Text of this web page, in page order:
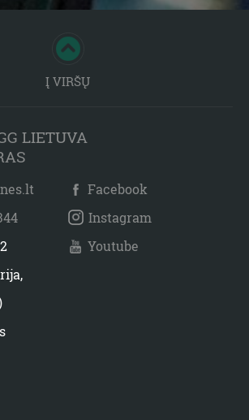
Į VIRŠŲ
LIETUVA
Facebook
Instagram
Youtube